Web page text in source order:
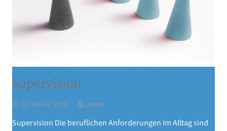
Supervision
23. Januar 2019 ariane
Supervision Die beruflichen Anforderungen im Alltag sind